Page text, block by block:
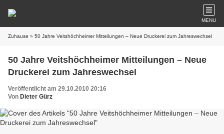
MENU
Zuhause » 50 Jahre Veitshöchheimer Mitteilungen – Neue Druckerei zum Jahreswechsel
50 Jahre Veitshöchheimer Mitteilungen – Neue
Druckerei zum Jahreswechsel
Veröffentlicht am 29.10.2010 20:16
Von Dieter Gürz